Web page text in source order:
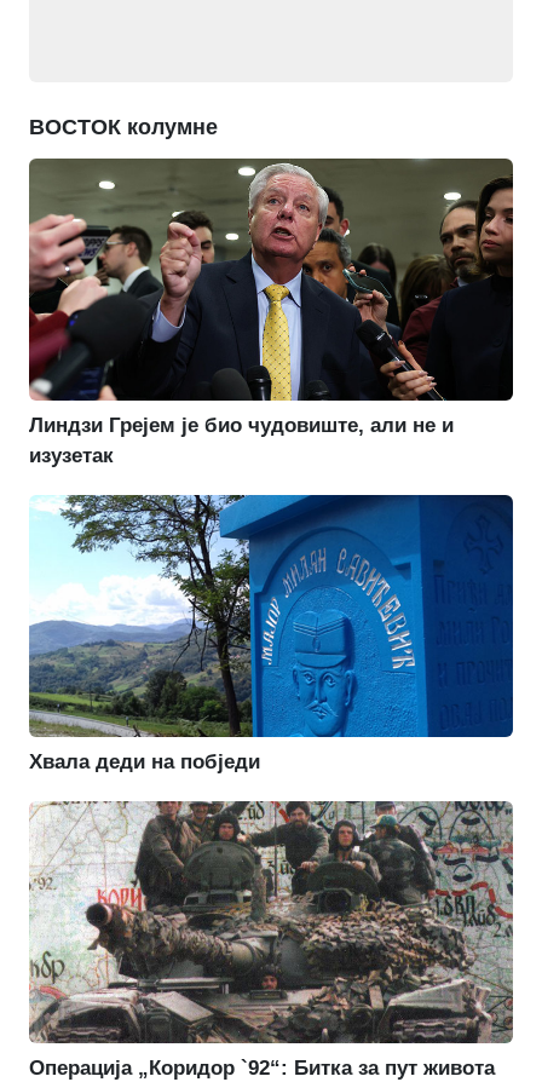
ВОСТОК колумне
Линдзи Грејем је био чудовиште, али не и
изузетак
Хвала деди на побједи
Операција „Коридор `92“: Битка за пут живота